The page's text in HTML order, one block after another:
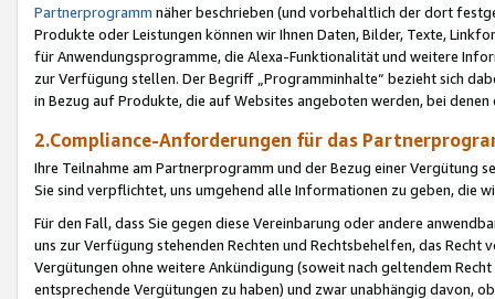
Partnerprogramm näher beschrieben (und vorbehaltlich der dort
Produkte oder Leistungen können wir Ihnen Daten, Bilder, Texte,
für Anwendungsprogramme, die Alexa-Funktionalität und weitere
zur Verfügung stellen. Der Begriff „Programminhalte“ bezieht sich
in Bezug auf Produkte, die auf Websites angeboten werden, bei
2.Compliance-Anforderungen für das
Ihre Teilnahme am Partnerprogramm und der Bezug einer Vergütung
Sie sind verpflichtet, uns umgehend alle Informationen zu geben, die
Für den Fall, dass Sie gegen diese Vereinbarung oder andere
uns zur Verfügung stehenden Rechten und Rechtsbehelfen, das
Vergütungen ohne weitere Ankündigung (soweit nach geltendem
entsprechende Vergütungen zu haben) und zwar unabhängig davon,